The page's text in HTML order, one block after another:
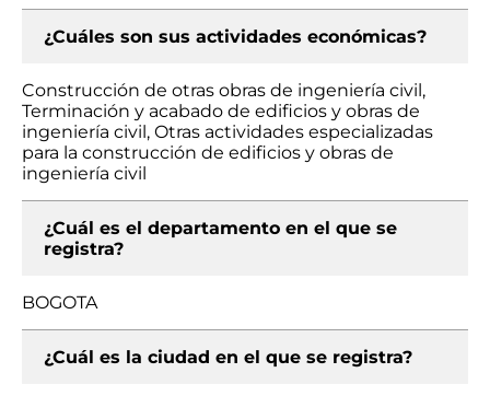
¿Cuáles son sus actividades económicas?
Construcción de otras obras de ingeniería civil,
Terminación y acabado de edificios y obras de
ingeniería civil, Otras actividades especializadas
para la construcción de edificios y obras de
ingeniería civil
¿Cuál es el departamento en el que se
registra?
BOGOTA
¿Cuál es la ciudad en el que se registra?